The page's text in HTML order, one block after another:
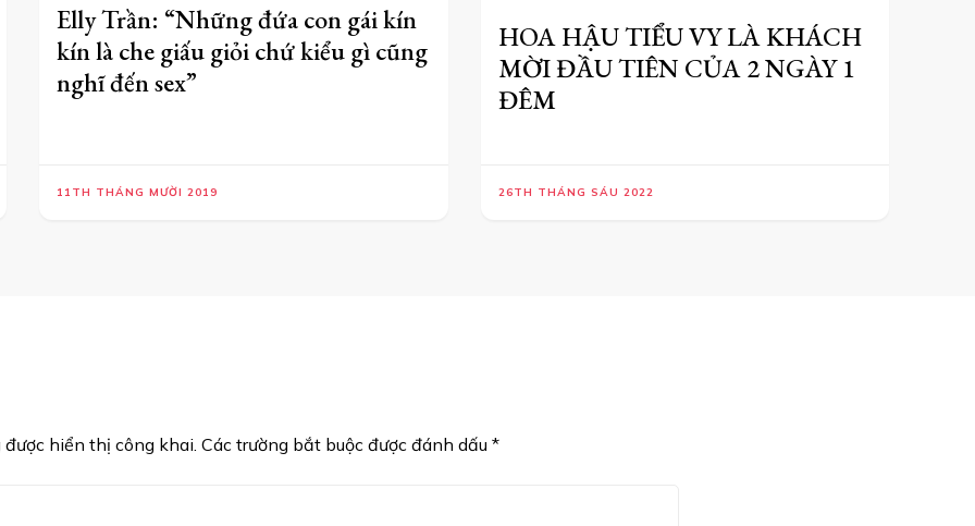
Elly Trần: “Những đứa con gái kín
kín là che giấu giỏi chứ kiểu gì cũng
nghĩ đến sex”
11TH THÁNG MƯỜI 2019
HOA HẬU TIỂU VY LÀ KHÁCH
MỜI ĐẦU TIÊN CỦA 2 NGÀY 1
ĐÊM
26TH THÁNG SÁU 2022
hiển thị công khai. Các trường bắt buộc được đánh dấu *